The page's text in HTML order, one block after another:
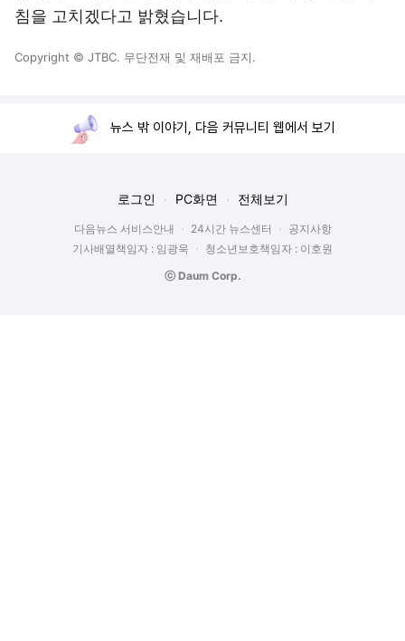
침을 고치겠다고 밝혔습니다.
Copyright © JTBC. 무단전재 및 재배포 금지.
뉴스 밖 이야기, 다음 커뮤니티 웹에서 보기
로그인 PC화면 전체보기
다음뉴스 서비스안내 24시간 뉴스센터
공지사항
기사배열책임자 : 임광욱
청소년보호책임자 : 이호원
ⓒ Daum Corp.